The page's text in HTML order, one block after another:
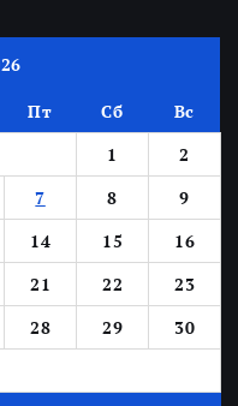
Пт Сб
Вс
1
2
7 8
9
14 15
16
21 22
23
28 29
30